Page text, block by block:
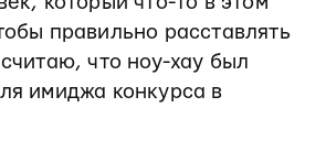
правильно расставлять
что ноу-хау был
имиджа конкурса в